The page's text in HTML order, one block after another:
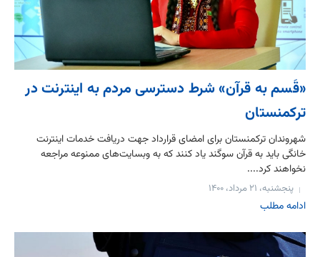
«قَسم به قرآن» شرط دسترسی مردم به اينترنت در
ترکمنستان
شهروندان ترکمنستان برای امضای قرارداد جهت دریافت خدمات اینترنت
خانگی باید به قرآن سوگند یاد کنند که به وبسایت‌های ممنوعه مراجعه
نخواهند کرد....
پنجشنبه، ۲۱ مرداد، ۱۴۰۰
ادامه مطلب